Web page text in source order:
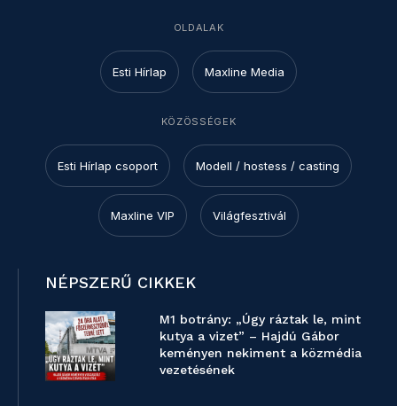
OLDALAK
Esti Hírlap Maxline Media
KÖZÖSSÉGEK
Esti Hírlap csoport Modell / hostess / casting
Maxline VIP Világfesztivál
NÉPSZERŰ CIKKEK
M1 botrány: „Úgy ráztak le, mint
kutya a vizet” – Hajdú Gábor
keményen nekiment a közmédia
vezetésének